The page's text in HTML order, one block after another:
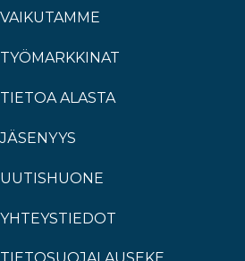
VAIKUTAMME
TYÖMARKKINAT
TIETOA ALASTA
JÄSENYYS
UUTISHUONE
YHTEYSTIEDOT